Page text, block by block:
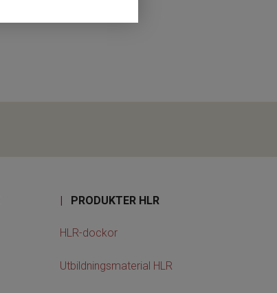
PRODUKTER HLR
HLR-dockor
Utbildningsmaterial HLR